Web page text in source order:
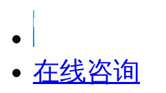
在线咨询